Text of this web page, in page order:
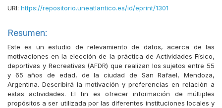
URI: https://repositorio.uneatlantico.es/id/eprint/1301
Resumen:
Este es un estudio de relevamiento de datos, acerca de las
motivaciones en la elección de la práctica de Actividades Físico,
deportivas y Recreativas (AFDR) que realizan los sujetos entre 55
y 65 años de edad, de la ciudad de San Rafael, Mendoza,
Argentina. Describirá la motivación y preferencias en relación a
estas actividades. El fin es ofrecer información de múltiples
propósitos a ser utilizada por las diferentes instituciones locales y